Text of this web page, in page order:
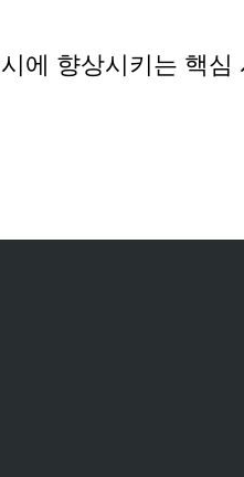
에 향상시키는 핵심